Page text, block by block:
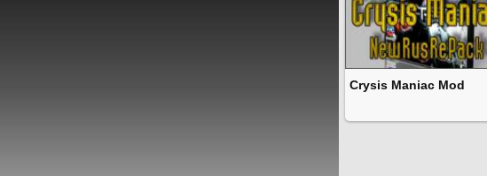
Crysis Maniac Mod